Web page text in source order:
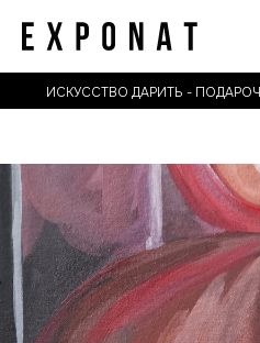
ИСКУССТВО ДАРИТЬ -